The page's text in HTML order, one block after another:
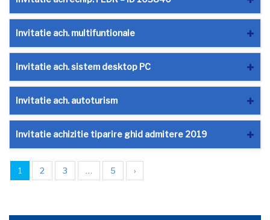
Invitatie ach. multifuntionale
Invitatie ach. sistem desktop PC
Invitatie ach. autoturism
Invitatie achizitie tiparire ghid admitere 2019
1 2 3 … 5 ›